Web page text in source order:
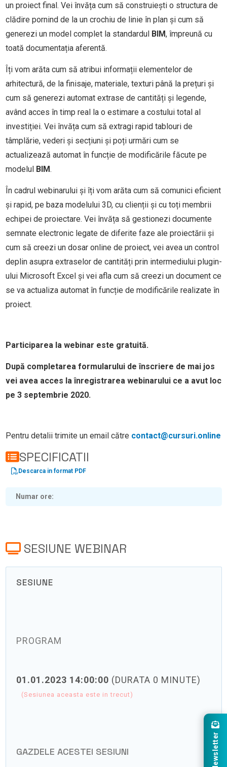
un proiect final. Vei învăța cum să construiești o structura de
clădire pornind de la un crochiu de linie în plan și cum să
generezi un model complet la standardul BIM, împreună cu
toată documentația aferentă.
Îți vom arăta cum să atribui informații elementelor de
arhitectură, de la finisaje, materiale, texturi până la prețuri și
cum să generezi automat extrase de cantități și legende,
având acces în timp real la o estimare a costului total al
investiției. Vei învăța cum să extragi rapid tablouri de
tâmplărie, vederi și secțiuni și poți urmări cum se
actualizează automat în funcție de modificările făcute pe
modelul BIM.
În cadrul webinaruluiși îți vom arăta cum să comunici eficient
și rapid, pe baza modelului 3D, cu clienții și cu toți membrii
echipei de proiectare. Vei învăța să gestionezi documente
semnate electronic legate de diferite faze ale proiectării și
cum să creezi un dosar online de proiect, vei avea un control
deplin asupra extraselor de cantități prin intermediului plugin-
ului Microsoft Excel și vei afla cum să creezi un document ce
se va actualiza automat în funcție de modificările realizate în
proiect.
Participarea la webinar este gratuită.
După completarea formularului de înscriere de mai jos
vei avea acces la înregistrarea webinarului ce a avut loc
pe 3 septembrie 2020.
Pentru detalii trimite un email către contact@cursuri.online
SPECIFICATII
Descarca in format PDF
Numar ore
SESIUNE WEBINAR
SESIUNE
PROGRAM
01.01.2023 14:00:00 (DURATA 0 MINUTE)
(Sesiunea aceasta este in trecut)
GAZDELE ACESTEI SESIUNI Newsletter